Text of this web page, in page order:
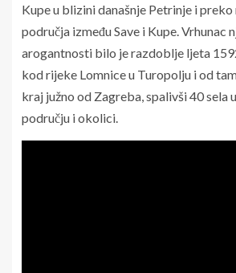
Kupe u blizini današnje Petrinje i
područja između Save i Kupe. Vrhunac
arogantnosti bilo je razdoblje ljeta
kod rijeke Lomnice u Turopolju i od
kraj južno od Zagreba, spalivši 40 sela
području i okolici.